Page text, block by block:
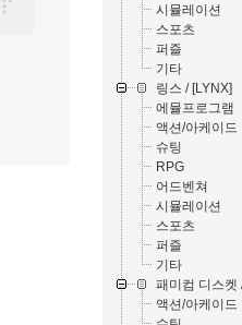
시뮬레이션
스포츠
퍼즐
기타
링스 / [LYNX]
에뮬프로그램
액션/아케이드
슈팅
RPG
어드벤쳐
시뮬레이션
스포츠
퍼즐
기타
패미컴 디스켓
액션/아케이드